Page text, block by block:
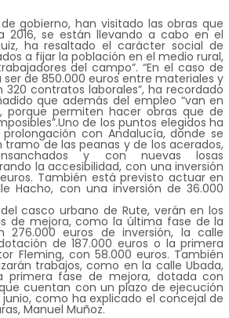
gobierno, han visitado las obras que
2016, se están llevando a cabo en el
ha resaltado el carácter social de
a fijar la población en el medio rural,
del campo”. “En el caso de
ser de 850.000 euros entre materiales y
320 contratos laborales”, ha recordado
que además del empleo “van en
porque permiten hacer obras que de
de los puntos elegidos ha
con Andalucía, donde se
de las peanas y de los acerados,
y con nuevas losas
la accesibilidad, con una inversión
También está previsto actuar en
Hacho, con una inversión de 36.000
casco urbano de Rute, verán en los
de mejora, como la última fase de la
276.000 euros de inversión, la calle
de 187.000 euros o la primera
Fleming, con 58.000 euros. También
trabajos, como en la calle Ubada,
primera fase de mejora, dotada con
cuentan con un plazo de ejecución
como ha explicado el concejal de
Manuel Muñoz.